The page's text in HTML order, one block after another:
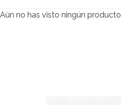
Aún no has visto ningún producto